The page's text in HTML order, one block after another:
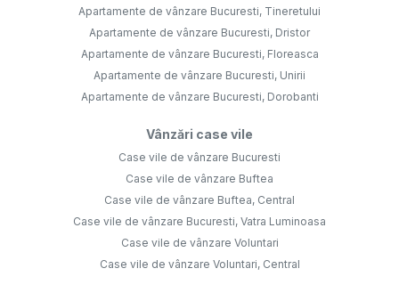
Apartamente de vânzare Bucuresti, Tineretului
Apartamente de vânzare Bucuresti, Dristor
Apartamente de vânzare Bucuresti, Floreasca
Apartamente de vânzare Bucuresti, Unirii
Apartamente de vânzare Bucuresti, Dorobanti
Vânzări case vile
Case vile de vânzare Bucuresti
Case vile de vânzare Buftea
Case vile de vânzare Buftea, Central
Case vile de vânzare Bucuresti, Vatra Luminoasa
Case vile de vânzare Voluntari
Case vile de vânzare Voluntari, Central